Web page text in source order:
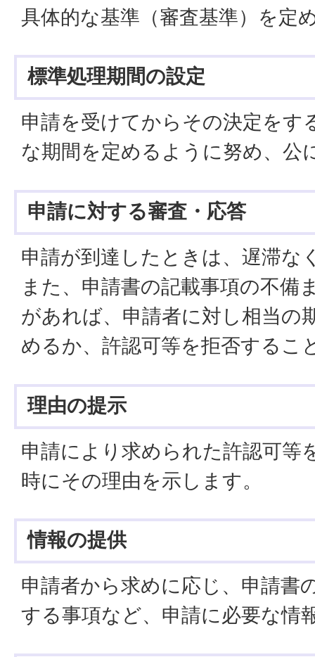
具体的な基準（審査基準）を定
標準処理期間の設定
申請を受けてからその決定をす
な期間を定めるように努め、公
申請に対する審査・応答
申請が到達したときは、遅滞な
また、申請書の記載事項の不備
があれば、申請者に対し相当の
めるか、許認可等を拒否するこ
理由の提示
申請により求められた許認可等
時にその理由を示します。
情報の提供
申請者から求めに応じ、申請書
する事項など、申請に必要な情